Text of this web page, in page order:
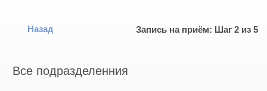
Назад Запись на приём: Шаг 2 из 5
Все подразделенния